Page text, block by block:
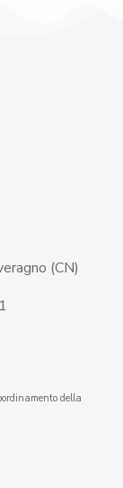
(CN)
della